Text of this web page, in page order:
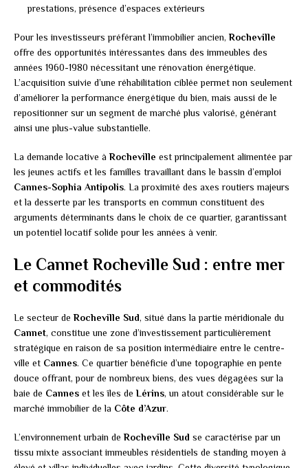
prestations, présence d’espaces extérieurs
Pour les investisseurs préférant l’immobilier ancien,Rocheville
offre des opportunités intéressantes dans des immeubles des
années 1960-1980 nécessitant une rénovation énergétique.
L’acquisition suivie d’une réhabilitation ciblée permet non seulement
d’améliorer la performance énergétique du bien, mais aussi de le
repositionner sur un segment de marché plus valorisé, générant
ainsi une plus-value substantielle.
La demande locative àRocheville est principalement alimentée par
les jeunes actifs et les familles travaillant dans le bassin d’emploi
Cannes-Sophia Antipolis. La proximité des axes routiers majeurs
et la desserte par les transports en commun constituent des
arguments déterminants dans le choix de ce quartier, garantissant
un potentiel locatif solide pour les années à venir.
Le Cannet Rocheville Sud : entre mer
et commodités
Le secteur deRocheville Sud, situé dans la partie méridionale du
Cannet, constitue une zone d’investissement particulièrement
stratégique en raison de sa position intermédiaire entre le centre-
ville et Cannes. Ce quartier bénéficie d’une topographie en pente
douce offrant, pour de nombreux biens, des vues dégagées sur la
baie de Cannes et les îles deLérins, un atout considérable sur le
marché immobilier de la Côte d’Azur.
L’environnement urbain deRocheville Sud se caractérise par un
tissu mixte associant immeubles résidentiels de standing moyen à